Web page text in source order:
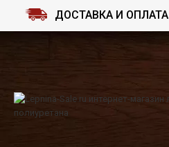
ДОСТАВКА И ОПЛАТА